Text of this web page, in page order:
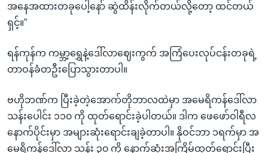
အနေအထားတခုပေါ့နော် ဆွဲထိန်းလိုက်တယ်လို့တော့ ထင်တယ်
ရှင့်။”
ရန်ကုန်က ကမ္ဘာ့ရွှေနဲ့ဒေါ်လာဈေးကွက် အကြံပေးလုပ်ငန်းတခုရဲ့
တာဝန်ခံတဦးပြောသွားတာပါ။
ဗဟိုဘဏ်က ပြီးခဲ့တဲ့အောက်တိုဘာလထဲမှာ အမေရိကန်ဒေါ်လာ
သန်းပေါင်း ၁၁၀ ကို ထုတ်ရောင်းခဲ့ပါတယ်။ ဒါက ဖေဖော်ဝါရီလ
နောက်ပိုင်းမှာ အများဆုံးရောင်းချခဲ့တာပါ။ နိုဝင်ဘာ ၁ရက်မှာ အ
မေရိကန်ဒေါ်လာ သန်း ၃၀ ကို နောက်ဆုံးအကြိမ်ထုတ်ရောင်းပြီး